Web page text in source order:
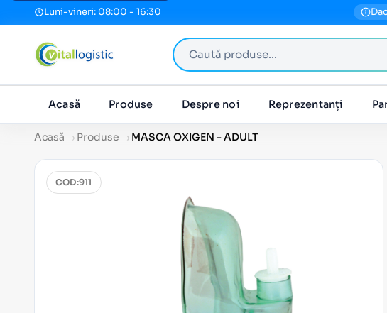
Luni-vineri: 08:00 - 16:30
Caută produse
Acasă Produse Despre noi Reprezentanți
Acasă Produse MASCA OXIGEN - ADULT
COD:911